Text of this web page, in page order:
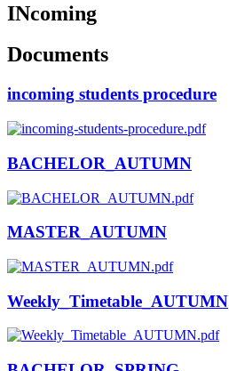
INcoming
Documents
incoming students procedure
BACHELOR_AUTUMN
MASTER_AUTUMN
Weekly_Timetable_AUTUMN